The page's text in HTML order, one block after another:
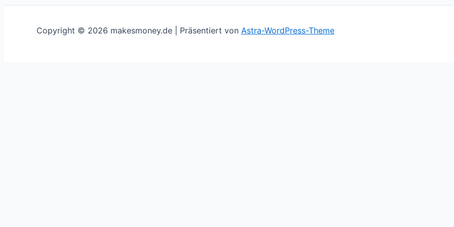
Copyright © 2026 makesmoney.de | Präsentiert von Astra-WordPress-Theme